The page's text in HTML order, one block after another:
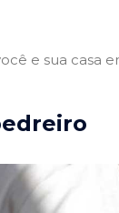
e sua casa